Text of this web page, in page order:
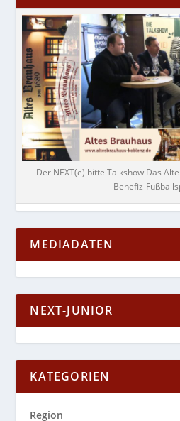
Der NEXT(e) bitte Talkshow Das
Benefiz-
MEDIADATEN
NEXT-JUNIOR
KATEGORIEN
Region